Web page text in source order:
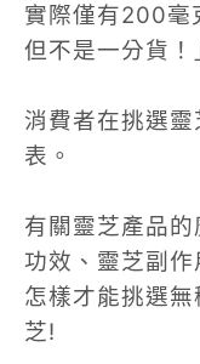
實際僅有200毫
但不是一分貨！
消費者在挑選
表。
有關靈芝產品
功效、靈芝副
怎樣才能挑選
芝!